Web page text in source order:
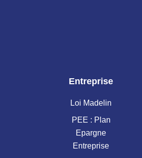
Entreprise
Loi Madelin
PEE : Plan
Epargne
Entreprise